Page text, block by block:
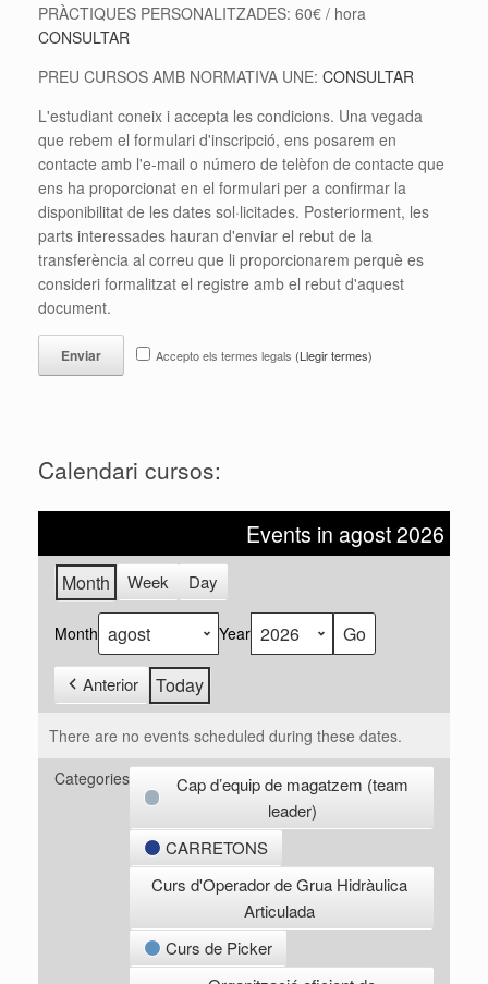
PRÀCTIQUES PERSONALITZADES: 60€ / hora
CONSULTAR
PREU CURSOS AMB NORMATIVA UNE: CONSULTAR
L'estudiant coneix i accepta les condicions. Una vegada
que rebem el formulari d'inscripció, ens posarem en
contacte amb l'e-mail o número de telèfon de contacte que
ens ha proporcionat en el formulari per a confirmar la
disponibilitat de les dates sol·licitades. Posteriorment, les
parts interessades hauran d'enviar el rebut de la
transferència al correu que li proporcionarem perquè es
consideri formalitzat el registre amb el rebut d'aquest
document.
Accepto els termes legals (Llegir termes)
Calendari cursos:
Events in agost 2026
Month Week Day
Month Year
Anterior Today
There are no events scheduled during these dates.
Categories
Cap d’equip de magatzem (team
leader)
CARRETONS
Curs d'Operador de Grua Hidràulica
Articulada
Curs de Picker